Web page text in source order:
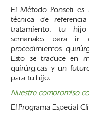
El Método Ponseti es
técnica de
tratamiento, tu hijo
semanales para ir
procedimientos
Esto se traduce en
quirúrgicas y un
para tu hijo.
Nuestro compromiso
El Programa Especial